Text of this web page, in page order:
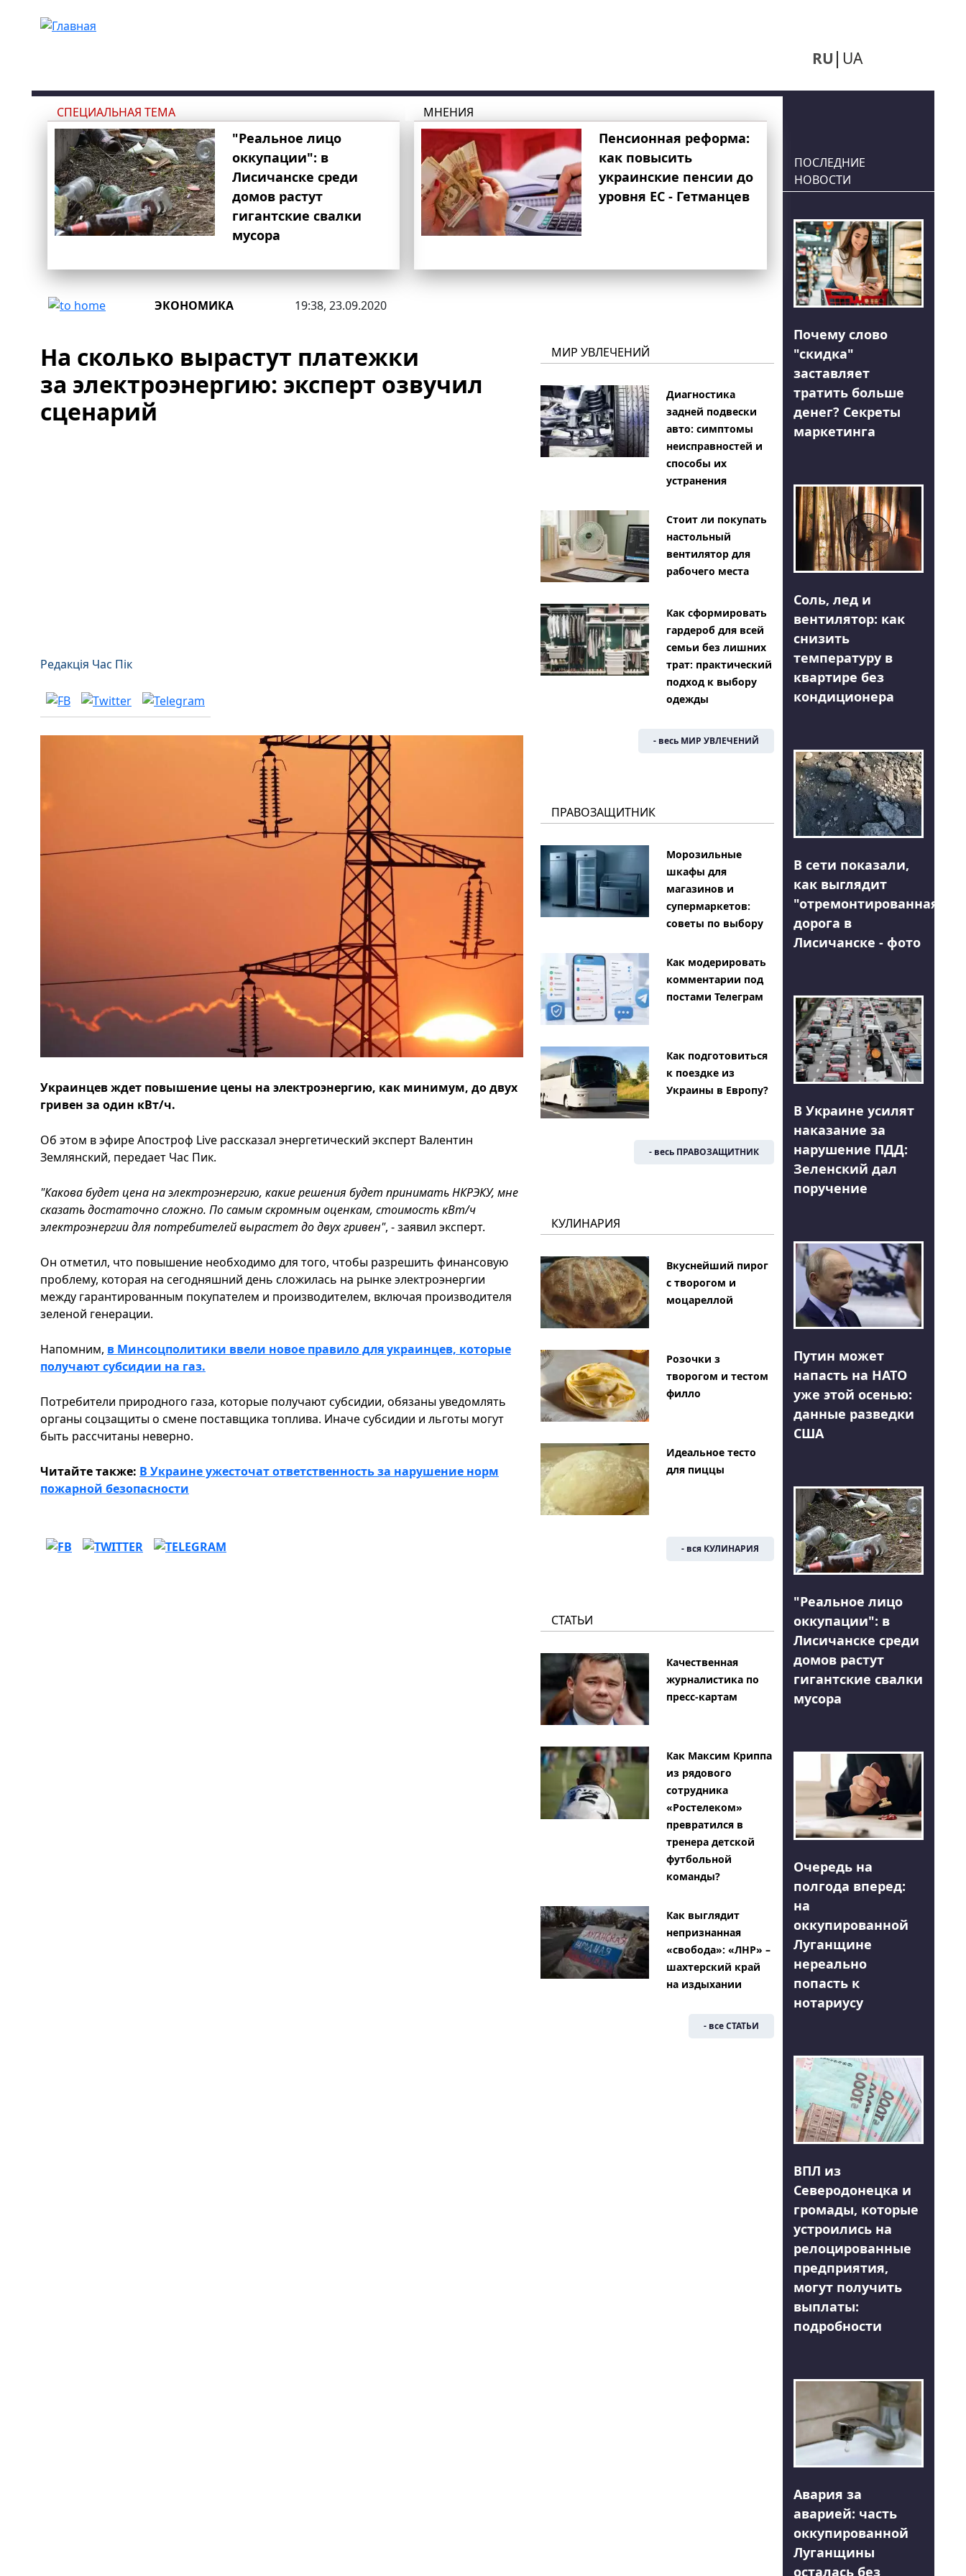
RU UA
СПЕЦИАЛЬНАЯ ТЕМА
"Реальное лицо
оккупации": в
Лисичанске среди
домов растут
гигантские свалки
мусора
МНЕНИЯ
Пенсионная реформа:
как повысить
украинские пенсии до
уровня ЕС - Гетманцев
ЭКОНОМИКА 19:38, 23.09.2020
На сколько вырастут платежки
за электроэнергию: эксперт озвучил
сценарий
Редакція Час Пік
Украинцев ждет повышение цены на электроэнергию, как минимум, до двух
гривен за один кВт/ч.
Об этом в эфире Апостроф Live рассказал энергетический эксперт Валентин
Землянский, передает Час Пик.
"Какова будет цена на электроэнергию, какие решения будет принимать НКРЭКУ, мне
сказать достаточно сложно. По самым скромным оценкам, стоимость кВт/ч
электроэнергии для потребителей вырастет до двух гривен", - заявил эксперт.
Он отметил, что повышение необходимо для того, чтобы разрешить финансовую
проблему, которая на сегодняшний день сложилась на рынке электроэнергии
между гарантированным покупателем и производителем, включая производителя
зеленой генерации.
Напомним, в Минсоцполитики ввели новое правило для украинцев, которые
получают субсидии на газ.
Потребители природного газа, которые получают субсидии, обязаны уведомлять
органы соцзащиты о смене поставщика топлива. Иначе субсидии и льготы могут
быть рассчитаны неверно.
Читайте также: В Украине ужесточат ответственность за нарушение норм
пожарной безопасности
МИР УВЛЕЧЕНИЙ
Диагностика
задней подвески
авто: симптомы
неисправностей и
способы их
устранения
Стоит ли покупать
настольный
вентилятор для
рабочего места
Как сформировать
гардероб для всей
семьи без лишних
трат: практический
подход к выбору
одежды
- весь МИР УВЛЕЧЕНИЙ
ПРАВОЗАЩИТНИК
Морозильные
шкафы для
магазинов и
супермаркетов:
советы по выбору
Как модерировать
комментарии под
постами Телеграм
Как подготовиться
к поездке из
Украины в Европу?
- весь ПРАВОЗАЩИТНИК
КУЛИНАРИЯ
Вкуснейший пирог
с творогом и
моцареллой
Розочки з
творогом и тестом
филло
Идеальное тесто
для пиццы
- вся КУЛИНАРИЯ
СТАТЬИ
Качественная
журналистика по
пресс-картам
Как Максим Криппа
из рядового
сотрудника
«Ростелеком»
превратился в
тренера детской
футбольной
команды?
Как выглядит
непризнанная
«свобода»: «ЛНР» –
шахтерский край
на издыхании
- все СТАТЬИ
ПОСЛЕДНИЕ
НОВОСТИ
Почему слово
"скидка"
заставляет
тратить больше
денег? Секреты
маркетинга
Соль, лед и
вентилятор: как
снизить
температуру в
квартире без
кондиционера
В сети показали,
как выглядит
"отремонтированная"
дорога в
Лисичанске - фото
В Украине усилят
наказание за
нарушение ПДД:
Зеленский дал
поручение
Путин может
напасть на НАТО
уже этой осенью:
данные разведки
США
"Реальное лицо
оккупации": в
Лисичанске среди
домов растут
гигантские свалки
мусора
Очередь на
полгода вперед:
на
оккупированной
Луганщине
нереально
попасть к
нотариусу
ВПЛ из
Северодонецка и
громады, которые
устроились на
релоцированные
предприятия,
могут получить
выплаты:
подробности
Авария за
аварией: часть
оккупированной
Луганщины
осталась без